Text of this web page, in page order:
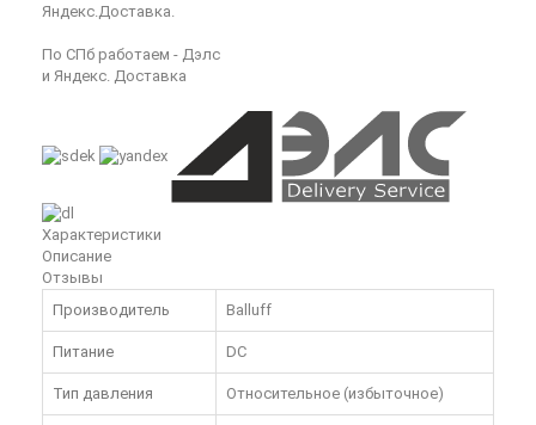
Яндекс.Доставка.
По СПб работаем - Дэлс
и Яндекс. Доставка
Характеристики
Описание
Отзывы
Производитель
Balluff
Питание DC
Тип давления Относительное (избыточное)